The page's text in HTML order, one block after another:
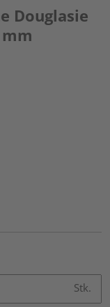
Douglasie
Stk.